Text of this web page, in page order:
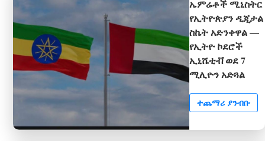
ኤምሬቶች ሚኒስትር
የኢትዮጵያን ዲጂታል
ስኬት አድንቀዋል —
የኢትዮ ኮደሮች
ኢኒሼቲቭ ወደ 7
ሚሊዮን አድጓል
ተጨማሪ ያንብቡ